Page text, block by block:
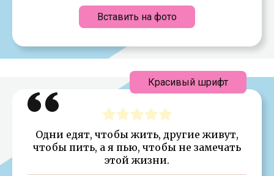
Вставить на фото
Одни едят, чтобы жить, другие живут,
чтобы пить, а я пью, чтобы не замечать
этой жизни.
Красивый шрифт